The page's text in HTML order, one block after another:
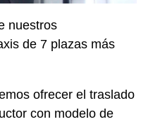
nuestros
de 7 plazas más
ofrecer el traslado
con modelo de